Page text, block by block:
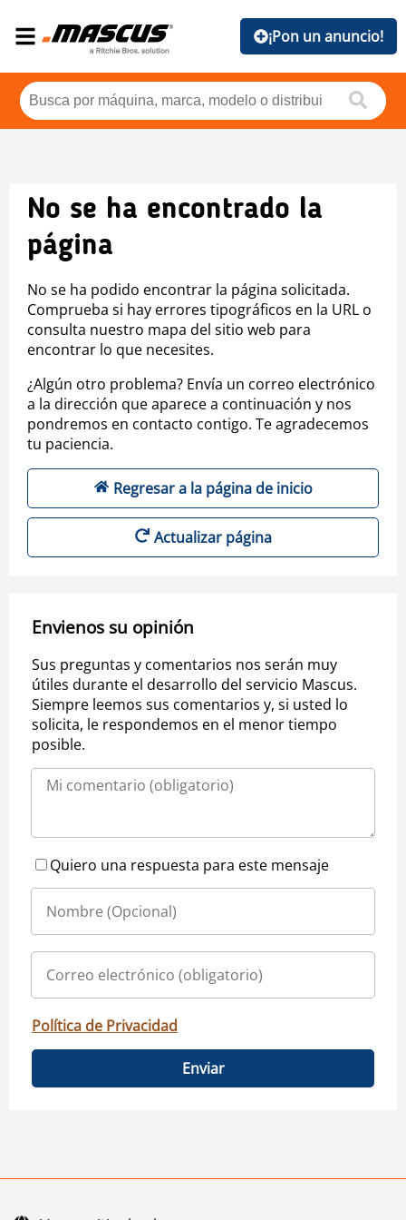
¡Pon un anuncio!
No se ha encontrado la
página
No se ha podido encontrar la página solicitada.
Comprueba si hay errores tipográficos en la URL o
consulta nuestro mapa del sitio web para
encontrar lo que necesites.
¿Algún otro problema? Envía un correo electrónico
a la dirección que aparece a continuación y nos
pondremos en contacto contigo. Te agradecemos
tu paciencia.
Regresar a la página de inicio
Actualizar página
Envienos su opinión
Sus preguntas y comentarios nos serán muy
útiles durante el desarrollo del servicio Mascus.
Siempre leemos sus comentarios y, si usted lo
solicita, le respondemos en el menor tiempo
posible.
Quiero una respuesta para este mensaje
Política de Privacidad
Enviar